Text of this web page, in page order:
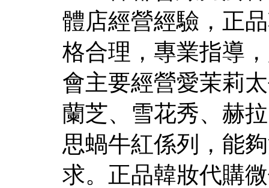
體店經營經驗，正
格合理，專業指導
會主要經營愛茉莉
蘭芝、雪花秀、赫
思蝸牛紅係列，能
求。正品韓妝代購